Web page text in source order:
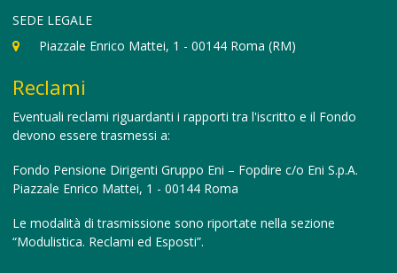
SEDE LEGALE
Piazzale Enrico Mattei, 1 - 00144 Roma (RM)
Reclami
Eventuali reclami riguardanti i rapporti tra l'iscritto e il Fondo
devono essere trasmessi a:
Fondo Pensione Dirigenti Gruppo Eni – Fopdire c/o Eni S.p.A.
Piazzale Enrico Mattei, 1 - 00144 Roma
Le modalità di trasmissione sono riportate nella sezione
“Modulistica. Reclami ed Esposti”.